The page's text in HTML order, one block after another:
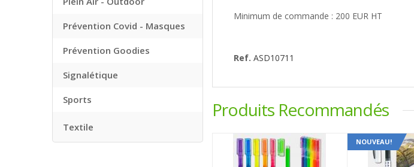
Prévention Covid - Masques
Prévention Goodies
Signalétique
Sports
Textile
Minimum de commande : 200 EUR HT
Ref. ASD10711
Produits Recommandés
NOUVEAU!